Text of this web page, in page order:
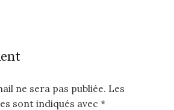
ne sera pas publiée. Les
sont indiqués avec *